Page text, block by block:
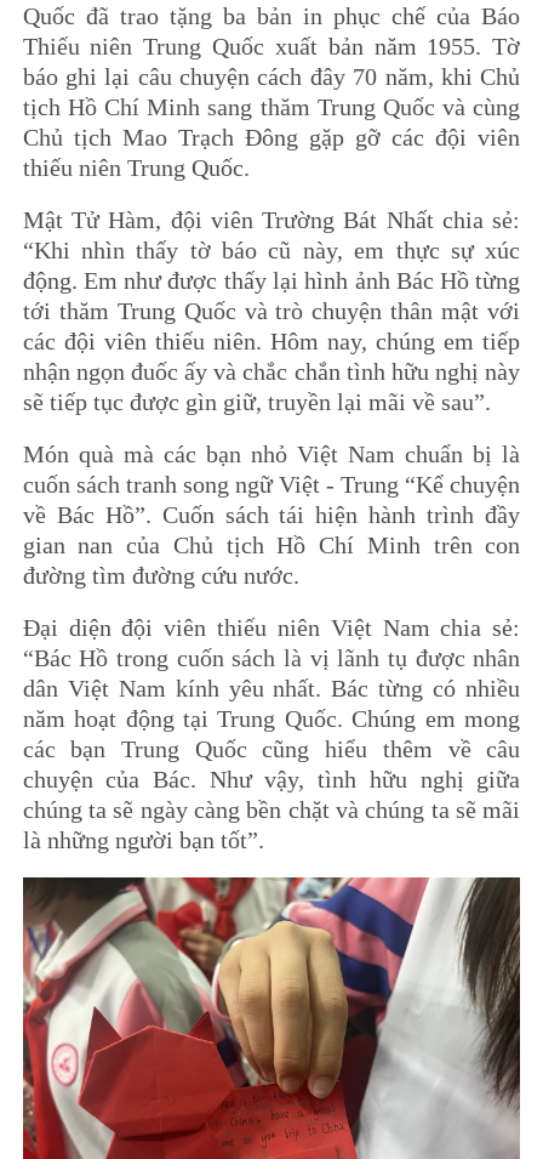
Quốc đã trao tặng ba bản in phục chế của Báo
Thiếu niên Trung Quốc xuất bản năm 1955. Tờ
báo ghi lại câu chuyện cách đây 70 năm, khi Chủ
tịch Hồ Chí Minh sang thăm Trung Quốc và cùng
Chủ tịch Mao Trạch Đông gặp gỡ các đội viên
thiếu niên Trung Quốc.
Mật Tử Hàm, đội viên Trường Bát Nhất chia sẻ:
“Khi nhìn thấy tờ báo cũ này, em thực sự xúc
động. Em như được thấy lại hình ảnh Bác Hồ từng
tới thăm Trung Quốc và trò chuyện thân mật với
các đội viên thiếu niên. Hôm nay, chúng em tiếp
nhận ngọn đuốc ấy và chắc chắn tình hữu nghị này
sẽ tiếp tục được gìn giữ, truyền lại mãi về sau”.
Món quà mà các bạn nhỏ Việt Nam chuẩn bị là
cuốn sách tranh song ngữ Việt - Trung “Kể chuyện
về Bác Hồ”. Cuốn sách tái hiện hành trình đầy
gian nan của Chủ tịch Hồ Chí Minh trên con
đường tìm đường cứu nước.
Đại diện đội viên thiếu niên Việt Nam chia sẻ:
“Bác Hồ trong cuốn sách là vị lãnh tụ được nhân
dân Việt Nam kính yêu nhất. Bác từng có nhiều
năm hoạt động tại Trung Quốc. Chúng em mong
các bạn Trung Quốc cũng hiểu thêm về câu
chuyện của Bác. Như vậy, tình hữu nghị giữa
chúng ta sẽ ngày càng bền chặt và chúng ta sẽ mãi
là những người bạn tốt”.